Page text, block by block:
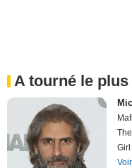
A tourné le plus
Girl